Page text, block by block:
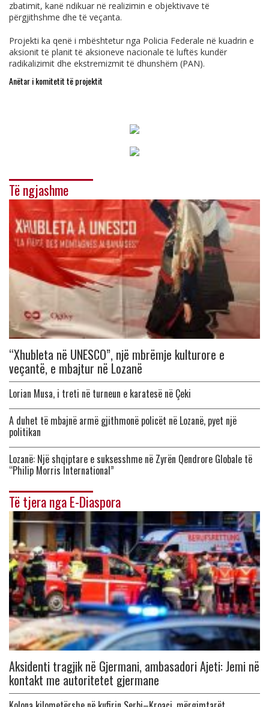
zbatimit, kanë ndikuar në realizimin e objektivave të
përgjithshme dhe të veçanta.
Projekti ka qenë i mbështetur nga Policia Federale në kuadrin e
aksionit të planit të aksioneve nacionale të luftës kundër
radikalizimit dhe ekstremizmit të dhunshëm (PAN).
Anëtar i komitetit të projektit
Të ngjashme
“Xhubleta në UNESCO”, një mbrëmje kulturore e
veçantë, e mbajtur në Lozanë
Lorian Musa, i treti në turneun e karatesë në Çeki
A duhet të mbajnë armë gjithmonë policët në Lozanë, pyet një
politikan
Lozanë: Një shqiptare e suksesshme në Zyrën Qendrore Globale të
“Philip Morris International”
Të tjera nga E-Diaspora
Aksidenti tragjik në Gjermani, ambasadori Ajeti: Jemi në
kontakt me autoritetet gjermane